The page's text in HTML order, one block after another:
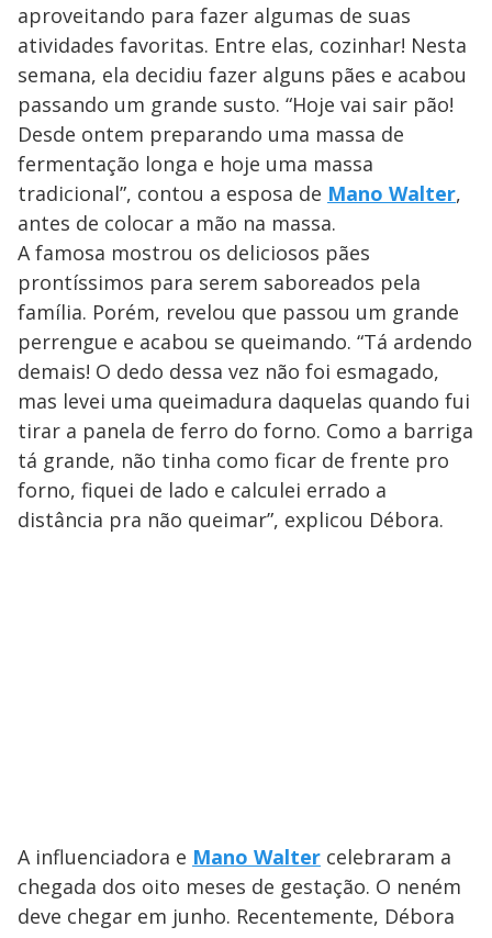
aproveitando para fazer algumas de suas
atividades favoritas. Entre elas, cozinhar! Nesta
semana, ela decidiu fazer alguns pães e acabou
passando um grande susto. “Hoje vai sair pão!
Desde ontem preparando uma massa de
fermentação longa e hoje uma massa
tradicional”, contou a esposa de Mano Walter,
antes de colocar a mão na massa.
A famosa mostrou os deliciosos pães
prontíssimos para serem saboreados pela
família. Porém, revelou que passou um grande
perrengue e acabou se queimando. “Tá ardendo
demais! O dedo dessa vez não foi esmagado,
mas levei uma queimadura daquelas quando fui
tirar a panela de ferro do forno. Como a barriga
tá grande, não tinha como ficar de frente pro
forno, fiquei de lado e calculei errado a
distância pra não queimar”, explicou Débora.
A influenciadora e Mano Walter celebraram a
chegada dos oito meses de gestação. O neném
deve chegar em junho. Recentemente, Débora